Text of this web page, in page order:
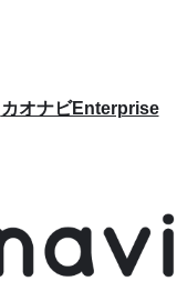
カオナビEnterprise